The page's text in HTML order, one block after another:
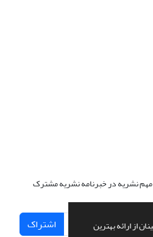
از ارائه بهترین
مهم نشریه در خبرنامه نشریه مشترک
اشتراک